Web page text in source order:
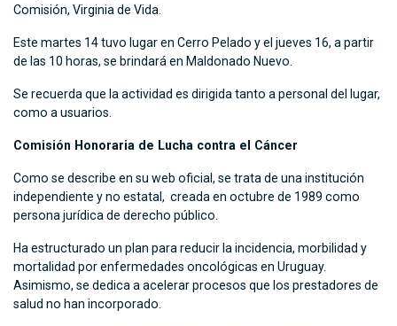
Comisión, Virginia de Vida.
Este martes 14 tuvo lugar en Cerro Pelado y el jueves 16, a partir
de las 10 horas, se brindará en Maldonado Nuevo.
Se recuerda que la actividad es dirigida tanto a personal del lugar,
como a usuarios.
Comisión Honoraria de Lucha contra el Cáncer
Como se describe en su web oficial, se trata de una institución
independiente y no estatal, creada en octubre de 1989 como
persona jurídica de derecho público.
Ha estructurado un plan para reducir la incidencia, morbilidad y
mortalidad por enfermedades oncológicas en Uruguay.
Asimismo, se dedica a acelerar procesos que los prestadores de
salud no han incorporado.